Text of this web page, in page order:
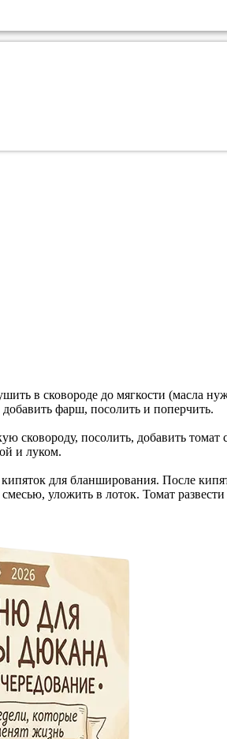
в сковороде до мягкости (масла
добавить фарш, посолить и поперчить.
сковороду, посолить, добавить
и луком.
для бланширования. После
уложить в лоток. Томат